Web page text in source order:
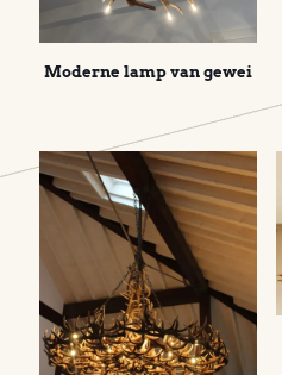
Moderne lamp van gewei